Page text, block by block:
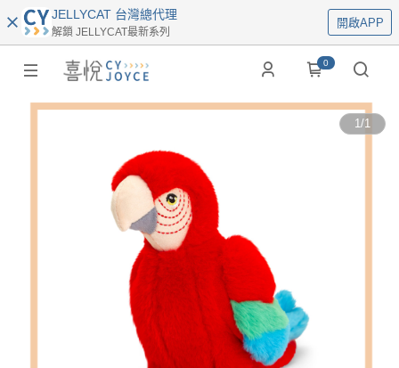
JELLYCAT 台灣總代理
解鎖 JELLYCAT最新系列
開啟APP
0
1/1